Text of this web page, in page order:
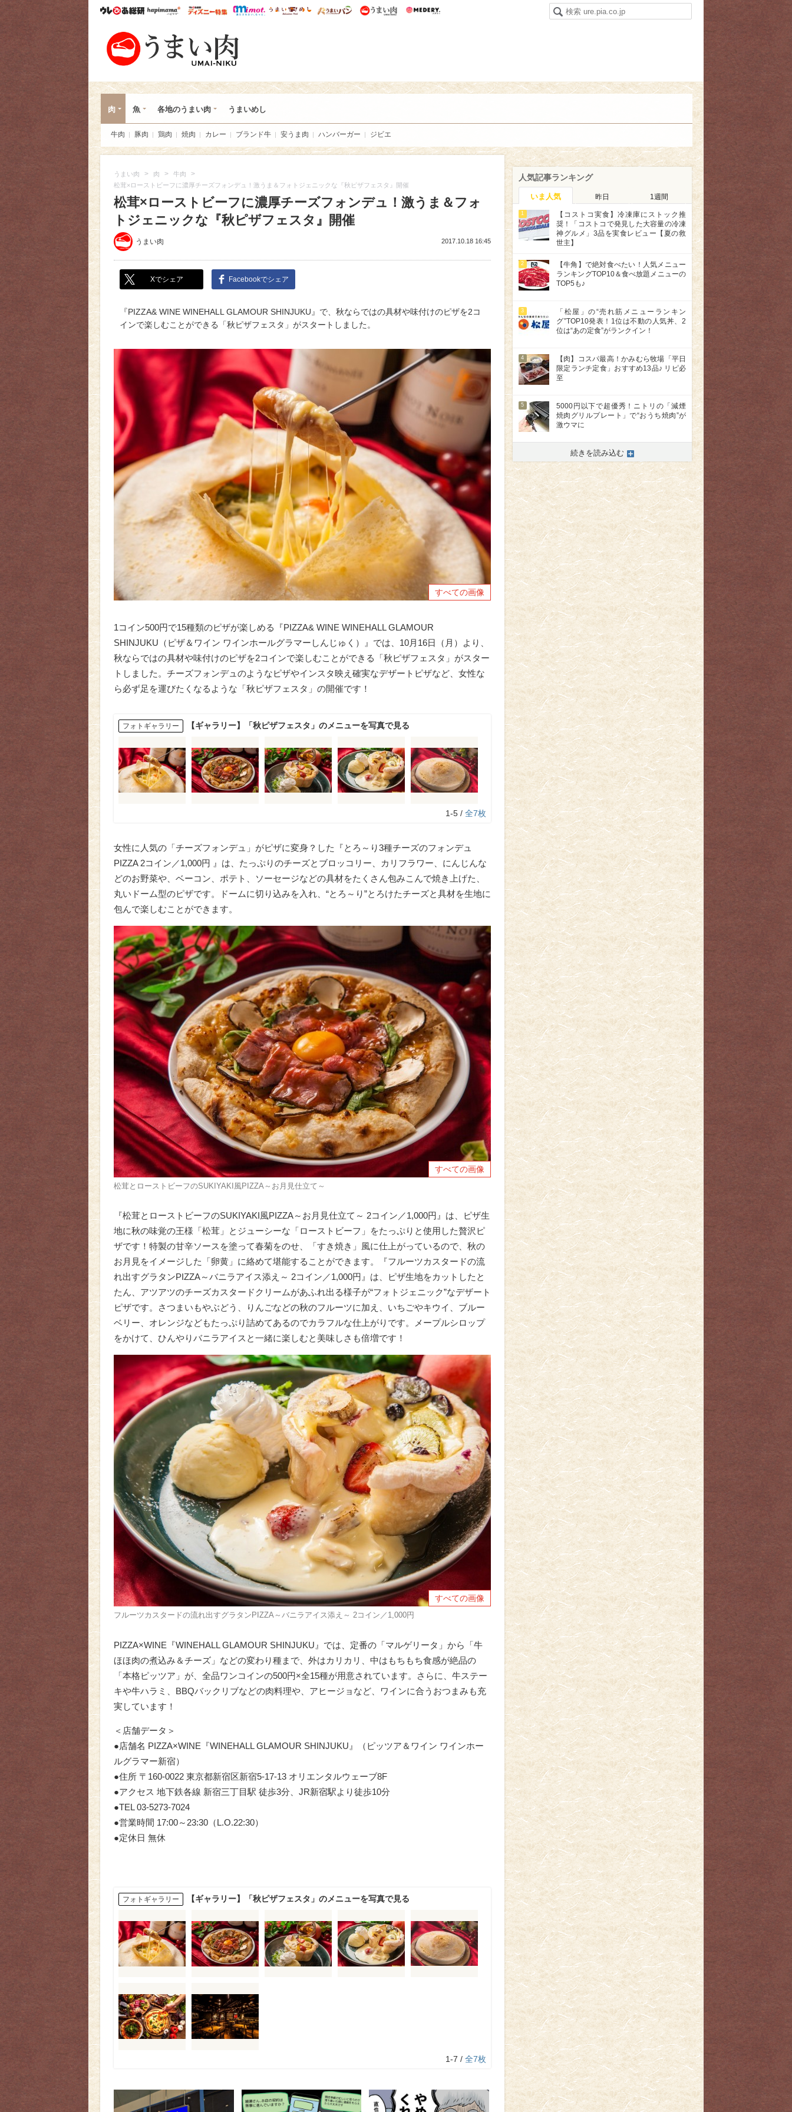
ウレぴあ総研ハピママ* ウレぴあ総研 ディズニー特集
mimot. うまいめし うまいパン うまい肉
肉 魚 各地のうまい肉 うまいめし
牛肉 豚肉 鶏肉 焼肉 カレー ブランド牛 安うま肉 ハンバーガー ジビエ
うまい肉 > 肉 > 牛肉 >
松茸×ローストビーフに濃厚チーズフォンデュ！激うま＆フォトジェニックな『秋ピザフェスタ』開催
松茸×ローストビーフに濃厚チーズフォンデュ！激うま＆フォ
トジェニックな『秋ピザフェスタ』開催
うまい肉 2017.10.18 16:45
Xでシェア Facebookでシェア
『PIZZA& WINE WINEHALL GLAMOUR SHINJUKU』で、秋ならではの具材や味付けのピザを2コ
インで楽しむことができる「秋ピザフェスタ」がスタートしました。
すべての画像
1コイン500円で15種類のピザが楽しめる『PIZZA& WINE WINEHALL GLAMOUR
SHINJUKU（ピザ＆ワイン ワインホールグラマーしんじゅく）』では、10月16日（月）より、
秋ならではの具材や味付けのピザを2コインで楽しむことができる「秋ピザフェスタ」がスター
トしました。チーズフォンデュのようなピザやインスタ映え確実なデザートピザなど、女性な
ら必ず足を運びたくなるような「秋ピザフェスタ」の開催です！
フォトギャラリー 【ギャラリー】「秋ピザフェスタ」のメニューを写真で見る
1-5 / 全7枚
女性に人気の「チーズフォンデュ」がピザに変身？した『とろ～り3種チーズのフォンデュ
PIZZA 2コイン／1,000円 』は、たっぷりのチーズとブロッコリー、カリフラワー、にんじんな
どのお野菜や、ベーコン、ポテト、ソーセージなどの具材をたくさん包みこんで焼き上げた、
丸いドーム型のピザです。ドームに切り込みを入れ、“とろ～り”とろけたチーズと具材を生地に
包んで楽しむことができます。
すべての画像
松茸とローストビーフのSUKIYAKI風PIZZA～お月見仕立て～
『松茸とローストビーフのSUKIYAKI風PIZZA～お月見仕立て～ 2コイン／1,000円』は、ピザ生
地に秋の味覚の王様「松茸」とジューシーな「ローストビーフ」をたっぷりと使用した贅沢ピ
ザです！特製の甘辛ソースを塗って春菊をのせ、「すき焼き」風に仕上がっているので、秋の
お月見をイメージした「卵黄」に絡めて堪能することができます。『フルーツカスタードの流
れ出すグラタンPIZZA～バニラアイス添え～ 2コイン／1,000円』は、ピザ生地をカットしたと
たん、アツアツのチーズカスタードクリームがあふれ出る様子が“フォトジェニック”なデザート
ピザです。さつまいもやぶどう、りんごなどの秋のフルーツに加え、いちごやキウイ、ブルー
ベリー、オレンジなどもたっぷり詰めてあるのでカラフルな仕上がりです。メープルシロップ
をかけて、ひんやりバニラアイスと一緒に楽しむと美味しさも倍増です！
すべての画像
フルーツカスタードの流れ出すグラタンPIZZA～バニラアイス添え～ 2コイン／1,000円
PIZZA×WINE『WINEHALL GLAMOUR SHINJUKU』では、定番の「マルゲリータ」から「牛
ほほ肉の煮込み＆チーズ」などの変わり種まで、外はカリカリ、中はもちもち食感が絶品の
「本格ピッツア」が、全品ワンコインの500円×全15種が用意されています。さらに、牛ステー
キや牛ハラミ、BBQバックリブなどの肉料理や、アヒージョなど、ワインに合うおつまみも充
実しています！
＜店舗データ＞
●店舗名 PIZZA×WINE『WINEHALL GLAMOUR SHINJUKU』（ピッツア＆ワイン ワインホー
ルグラマー新宿）
●住所 〒160-0022 東京都新宿区新宿5-17-13 オリエンタルウェーブ8F
●アクセス 地下鉄各線 新宿三丁目駅 徒歩3分、JR新宿駅より徒歩10分
●TEL 03-5273-7024
●営業時間 17:00～23:30（L.O.22:30）
●定休日 無休
フォトギャラリー 【ギャラリー】「秋ピザフェスタ」のメニューを写真で見る
1-7 / 全7枚
人気記事ランキング
いま人気 昨日 1週間
1
【コストコ実食】冷凍庫にストック推
奨！「コストコで発見した大容量の冷凍
神グルメ」3品を実食レビュー【夏の救
世主】
2
【牛角】で絶対食べたい！人気メニュー
ランキングTOP10＆食べ放題メニューの
TOP5も♪
3
「松屋」の“売れ筋メニューランキン
グ”TOP10発表！1位は不動の人気丼、2
位は“あの定食”がランクイン！
4
【肉】コスパ最高！かみむら牧場「平日
限定ランチ定食」おすすめ13品♪ リピ必
至
5
5000円以下で超優秀！ニトリの「減煙
焼肉グリルプレート」で“おうち焼肉”が
激ウマに
続きを読み込む